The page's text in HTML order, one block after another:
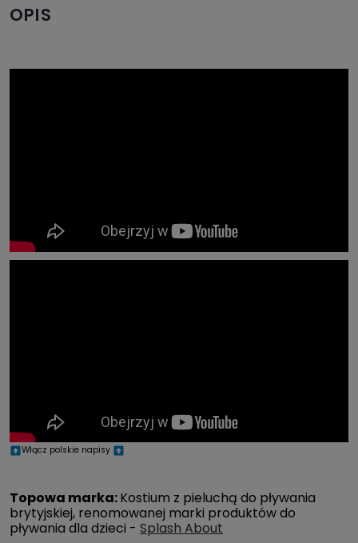
OPIS
Włącz polskie napisy
Topowa marka:Kostium z pieluchą do pływania
brytyjskiej, renomowanej marki produktów do
pływania dla dzieci - Splash About